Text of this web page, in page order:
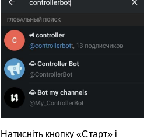
Натисніть кнопку «Старт» і